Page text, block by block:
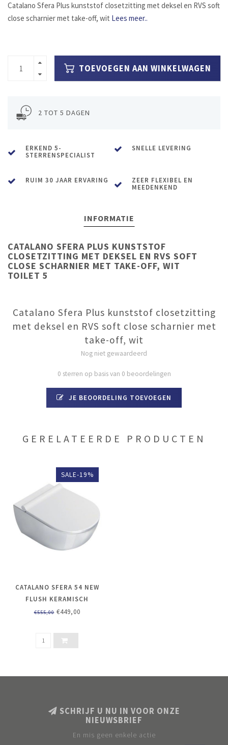
Catalano Sfera Plus kunststof closetzitting met deksel en RVS soft
close scharnier met take-off, wit Lees meer..
TOEVOEGEN AAN WINKELWAGEN
2 TOT 5 DAGEN
ERKEND 5-
STERRENSPECIALIST
SNELLE LEVERING
RUIM 30 JAAR ERVARING
ZEER FLEXIBEL EN
MEEDENKEND
INFORMATIE
CATALANO SFERA PLUS KUNSTSTOF
CLOSETZITTING MET DEKSEL EN RVS SOFT
CLOSE SCHARNIER MET TAKE-OFF, WIT
TOILET 5
Catalano Sfera Plus kunststof closetzitting
met deksel en RVS soft close scharnier met
take-off, wit
Nog niet gewaardeerd
0 sterren op basis van 0 beoordelingen
JE BEOORDELING TOEVOEGEN
GERELATEERDE PRODUCTEN
SALE-19%
CATALANO SFERA 54 NEW
FLUSH KERAMISCH
WANDCLOSET, DIEPSPOEL
WIT.
€555,00€449,00
SCHRIJF U NU IN VOOR ONZE
NIEUWSBRIEF
En mis geen enkele actie